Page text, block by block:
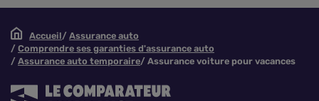
Accueil
Assurance auto
Comprendre ses garanties d'assurance auto
Assurance auto temporaire
Assurance voiture pour vacances